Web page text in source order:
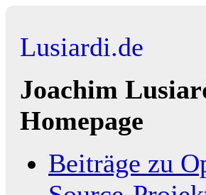
Lusiardi.de
Joachim
Homepage
Beiträge zu